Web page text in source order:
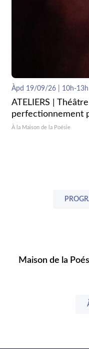
Àpd 19/09/26 | 10h-13h
ATELIERS |
perfectionnement
À la Maison de la Poésie
Maison de la